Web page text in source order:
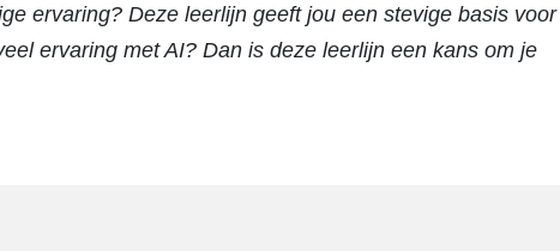
ervaring? Deze leerlijn geeft jou een stevige basis voor
ervaring met AI? Dan is deze leerlijn een kans om je